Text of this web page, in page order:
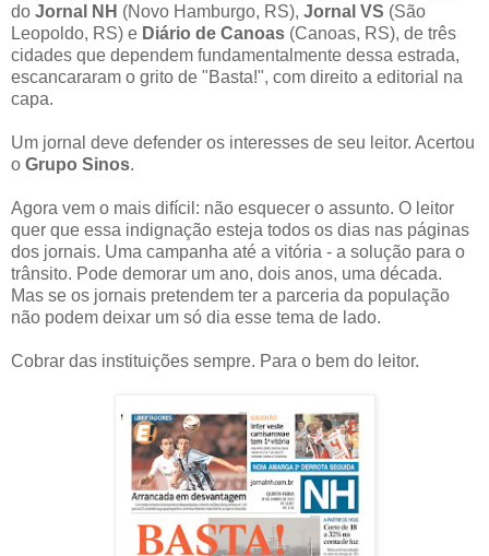
do Jornal NH (Novo Hamburgo, RS), Jornal VS (São
Leopoldo, RS) e Diário de Canoas (Canoas, RS), de três
cidades que dependem fundamentalmente dessa estrada,
escancararam o grito de "Basta!", com direito a editorial na
capa.
Um jornal deve defender os interesses de seu leitor. Acertou
o Grupo Sinos.
Agora vem o mais difícil: não esquecer o assunto. O leitor
quer que essa indignação esteja todos os dias nas páginas
dos jornais. Uma campanha até a vitória - a solução para o
trânsito. Pode demorar um ano, dois anos, uma década.
Mas se os jornais pretendem ter a parceria da população
não podem deixar um só dia esse tema de lado.
Cobrar das instituições sempre. Para o bem do leitor.